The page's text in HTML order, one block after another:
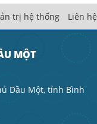
trị hệ thống Liên hệ
MỘT
Dầu Một, tỉnh Bình